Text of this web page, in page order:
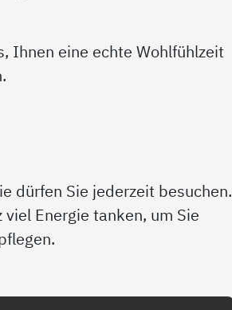
Ihnen eine echte Wohlfühlzeit
dürfen Sie jederzeit besuchen.
Energie tanken, um Sie